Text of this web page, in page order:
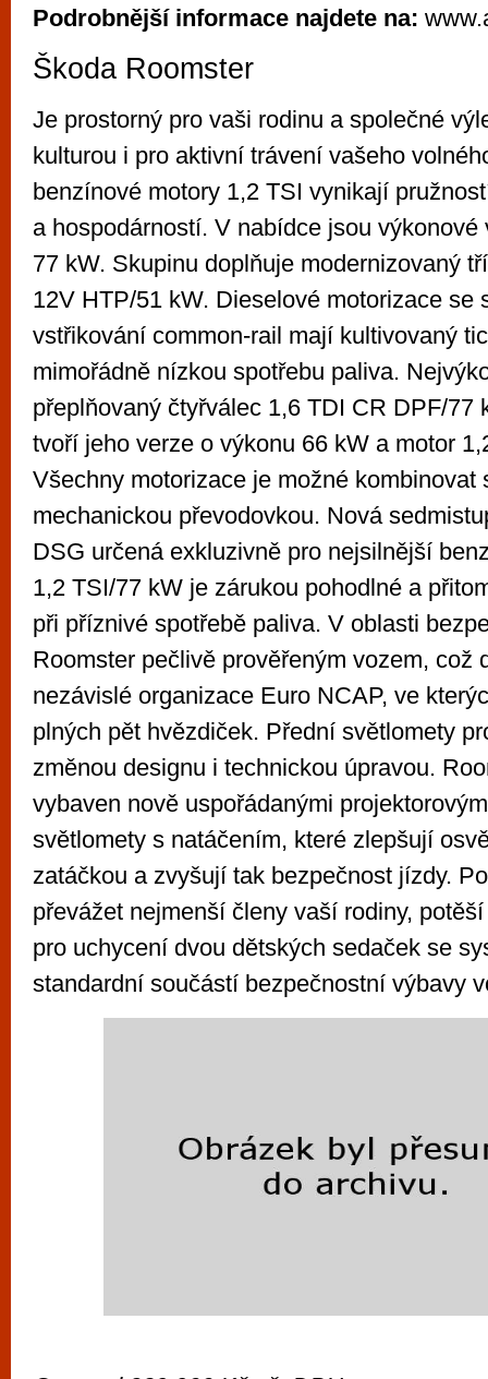
Podrobnější informace najdete na:
Škoda Roomster
Je prostorný pro vaši rodinu a společné
kulturou i pro aktivní trávení vašeho
benzínové motory 1,2 TSI vynikají
a hospodárností. V nabídce jsou výkonové
77 kW. Skupinu doplňuje modernizovaný
12V HTP/51 kW. Dieselové motorizace se
vstřikování common-rail mají kultivovaný
mimořádně nízkou spotřebu paliva.
přeplňovaný čtyřválec 1,6 TDI CR DPF/77
tvoří jeho verze o výkonu 66 kW a motor
Všechny motorizace je možné kombinovat
mechanickou převodovkou. Nová
DSG určená exkluzivně pro nejsilnější
1,2 TSI/77 kW je zárukou pohodlné a
při příznivé spotřebě paliva. V oblasti
Roomster pečlivě prověřeným vozem, což
nezávislé organizace Euro NCAP, ve
plných pět hvězdiček. Přední světlomety
změnou designu i technickou úpravou.
vybaven nově uspořádanými
světlomety s natáčením, které zlepšují
zatáčkou a zvyšují tak bezpečnost jízdy.
převážet nejmenší členy vaší rodiny,
pro uchycení dvou dětských sedaček se
standardní součástí bezpečnostní výbavy